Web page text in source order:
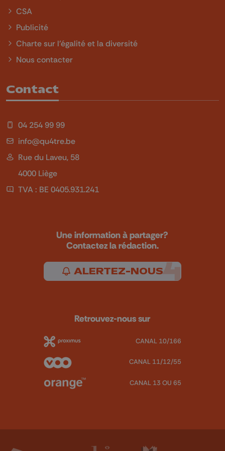
CSA
Publicité
Charte sur l'égalité et la diversité
Nous contacter
Contact
04 254 99 99
info@qu4tre.be
Rue du Laveu, 58
4000 Liège
TVA : BE 0405.931.241
Une information à partager?
Contactez la rédaction.
ALERTEZ-NOUS
Retrouvez-nous sur
CANAL 10/166
CANAL 11/12/55
CANAL 13 OU 65